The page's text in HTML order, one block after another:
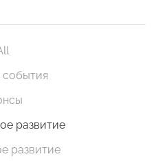
события
развитие
развитие